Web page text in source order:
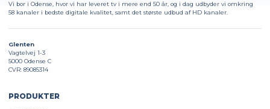
Vi bor i Odense, hvor vi har leveret tv i mere end 50 år, og i dag udbyder vi omkring
58 kanaler i bedste digitale kvalitet, samt det største udbud af HD kanaler.
Glenten
Vagtelvej 1-3
5000 Odense C
CVR: 89085314
PRODUKTER